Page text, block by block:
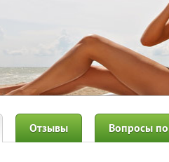
Отзывы Вопросы